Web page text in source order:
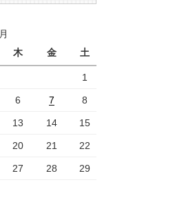
木 金 土
1
6 7 8
13 14 15
20 21 22
27 28 29